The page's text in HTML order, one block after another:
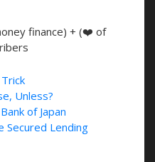
finance) + (❤️ of
Unless?
of Japan
Secured Lending